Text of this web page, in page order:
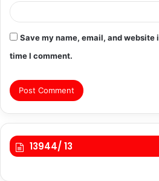
Save my name, email, and website
time I comment.
13944/ 13